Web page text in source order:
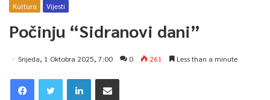
Kultura Vijesti
Počinju “Sidranovi dani”
Srijeda, 1 Oktobra 2025, 7:00 0 261 Less than a minute